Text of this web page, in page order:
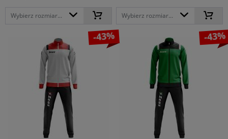
Wybierz rozmiar... Wybierz rozmiar...
-43% -43%